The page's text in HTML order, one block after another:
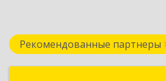
Рекомендованные партнеры